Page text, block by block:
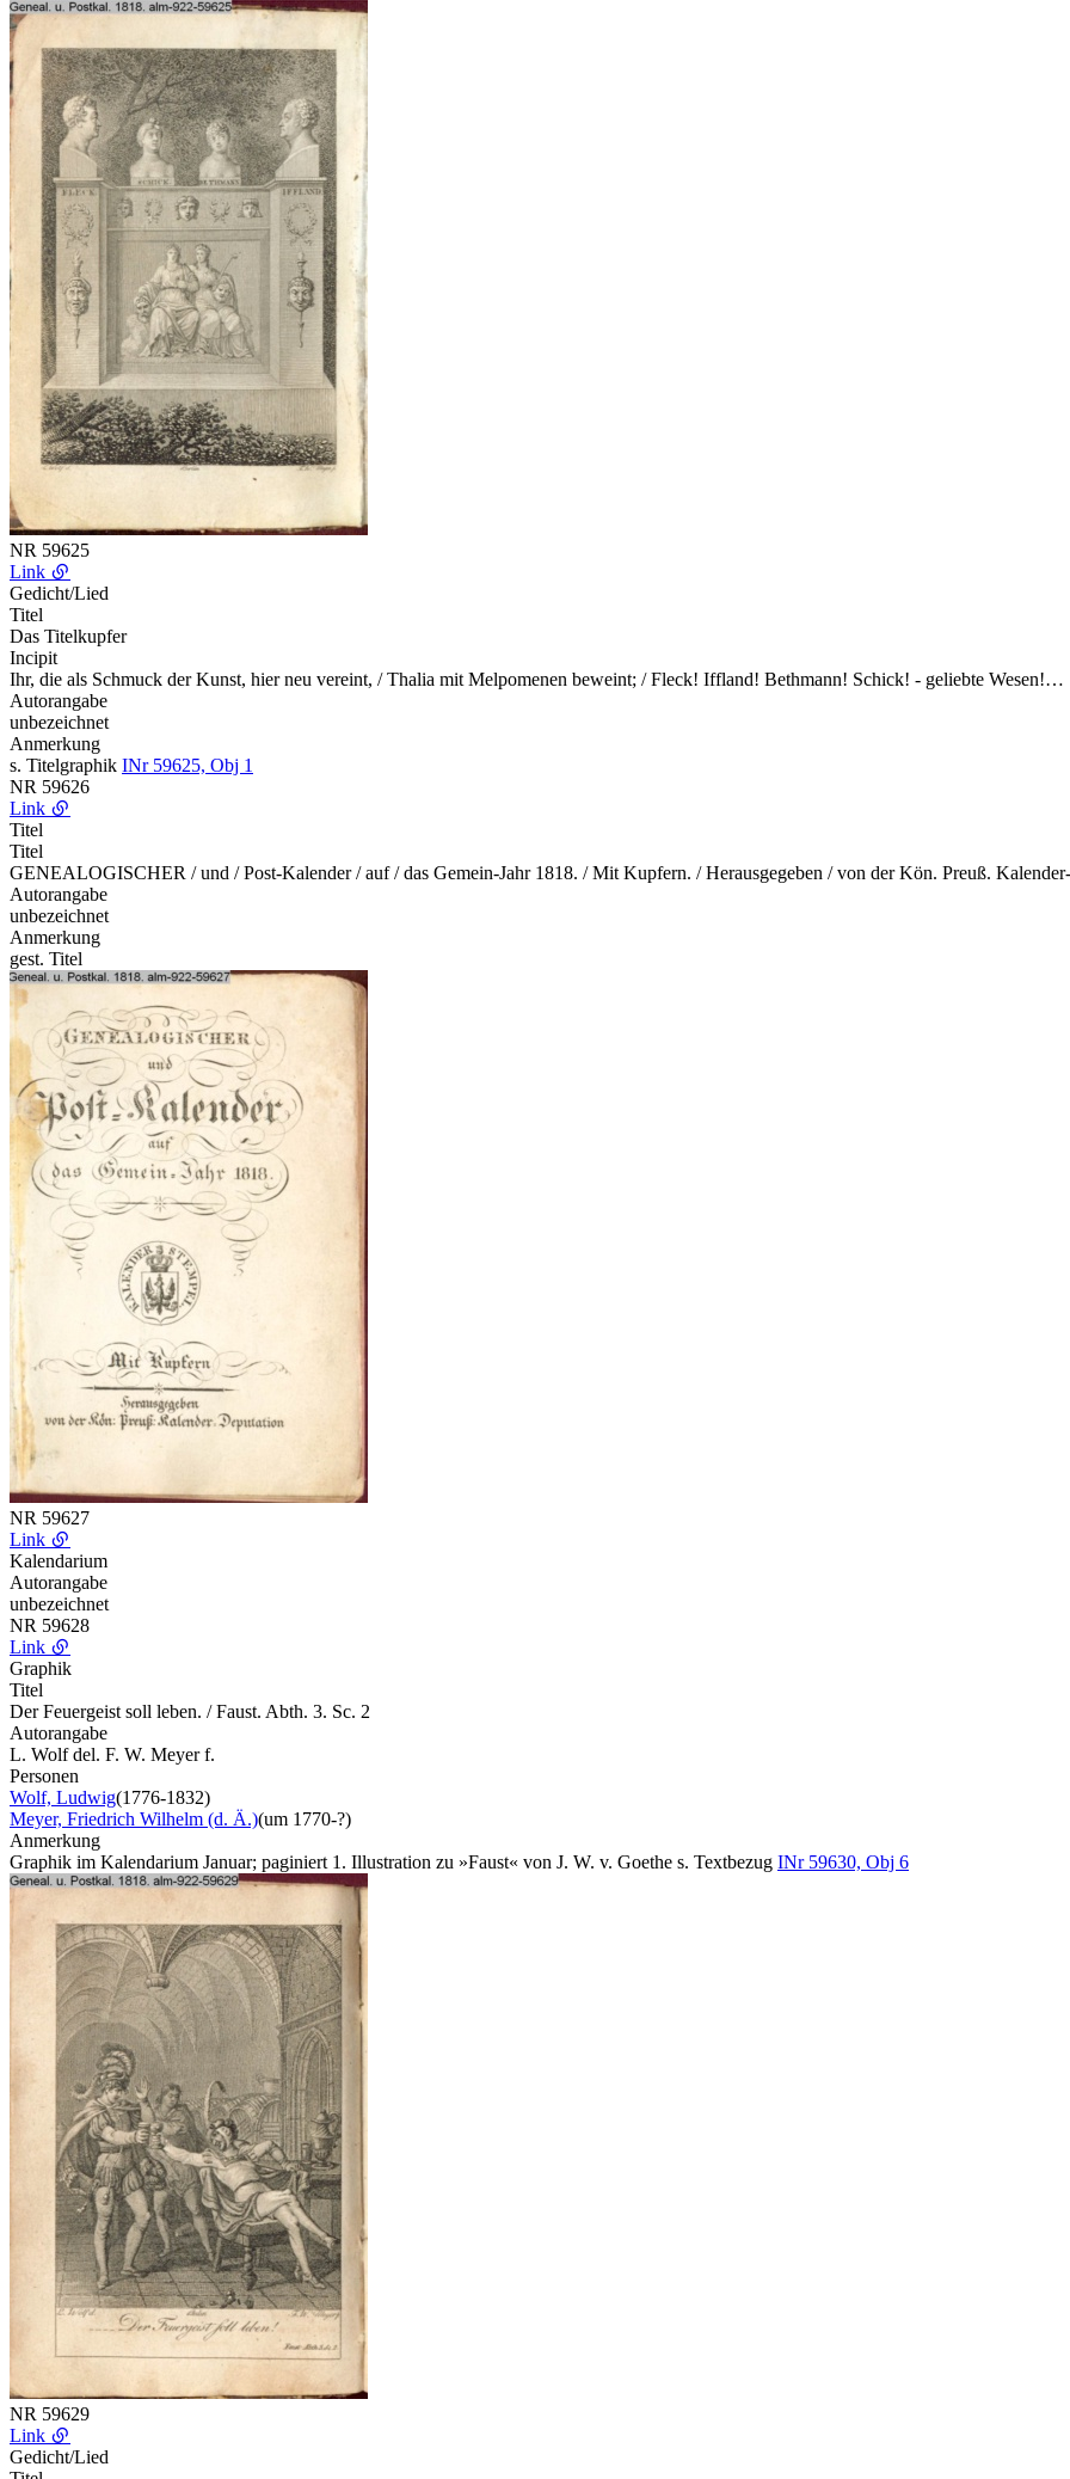
NR 59625
Link
Gedicht/Lied
Titel
Das Titelkupfer
Incipit
Ihr, die als Schmuck der Kunst, hier neu vereint, / Thalia mit Melpomenen beweint; / Fleck! Iffland! Bethmann! Schick! - geliebte Wesen!…
Autorangabe
unbezeichnet
Anmerkung
s. Titelgraphik INr 59625, Obj 1
NR 59626
Link
Titel
Titel
GENEALOGISCHER / und / Post-Kalender / auf / das Gemein-Jahr 1818. / Mit Kupfern. / Herausgegeben / von der Kön. Preuß.
Autorangabe
unbezeichnet
Anmerkung
gest. Titel
NR 59627
Link
Kalendarium
Autorangabe
unbezeichnet
NR 59628
Link
Graphik
Titel
Der Feuergeist soll leben. / Faust. Abth. 3. Sc. 2
Autorangabe
L. Wolf del. F. W. Meyer f.
Personen
Wolf, Ludwig(1776-1832)
Meyer, Friedrich Wilhelm (d. Ä.)(um 1770-?)
Anmerkung
Graphik im Kalendarium Januar; paginiert 1. Illustration zu »Faust« von J. W. v. Goethe s. Textbezug INr 59630, Obj 6
NR 59629
Link
Gedicht/Lied